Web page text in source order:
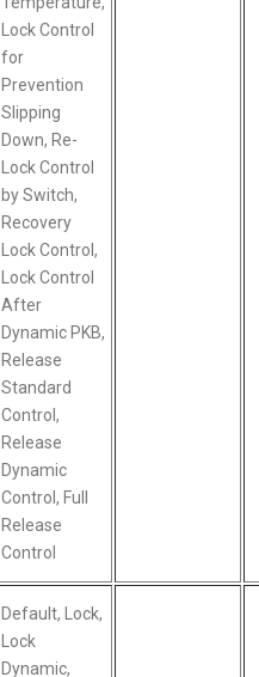
Lock Control
for
Prevention
Slipping
Down, Re-
Lock Control
by Switch,
Recovery
Lock Control,
Lock Control
After
Dynamic PKB,
Release
Standard
Control,
Release
Dynamic
Control, Full
Release
Control
Default, Lock,
Lock
Dynamic,